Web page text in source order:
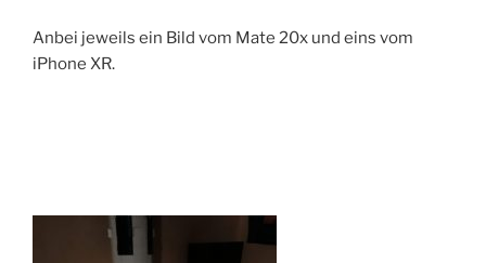
Anbei jeweils ein Bild vom Mate 20x und eins vom
iPhone XR.